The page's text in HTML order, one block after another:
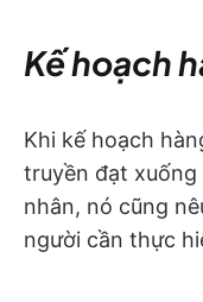
Kế hoạch
Khi kế hoạch
truyền đạt xuống
nhân, nó cũng
người cần thực